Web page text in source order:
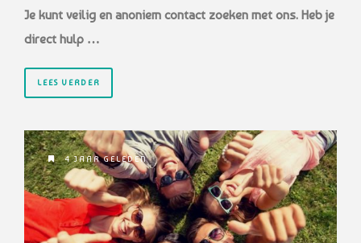
Je kunt veilig en anoniem contact zoeken met ons. Heb je
direct hulp …
LEES VERDER
4 JAAR GELEDEN